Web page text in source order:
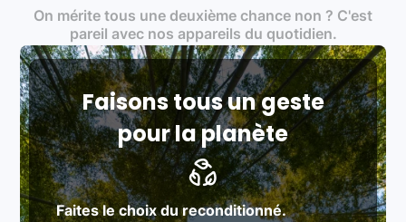
traitement des déchets électroniques (DEEE)
Produits testés et vérifiés selon des standards
rigoureux (80 à 100 points de contrôle en
fonction des produits)
Respect des normes RAEE, RoHS, et du
référentiel QualiRepar (bonus réparation)
On mérite tous une deuxième chance non ? C'est
pareil avec nos appareils du quotidien.
Faisons tous un geste
pour la planète
Faites le choix du reconditionné.